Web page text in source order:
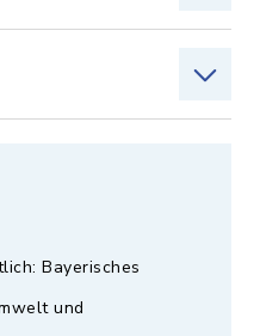
Bayerisches
und